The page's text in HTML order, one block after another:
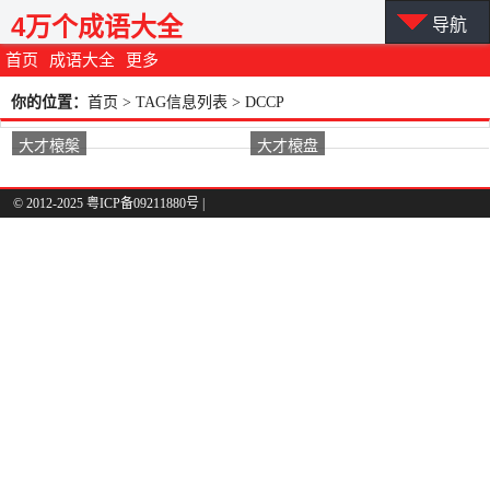
首页 成语大全 更多
4万个成语大全 导航
你的位置： 首页 > TAG信息列表 > DCCP
大才榱槃 大才榱盘
© 2012-2025 粤ICP备09211880号 |